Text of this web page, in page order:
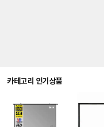
카테고리 인기상품